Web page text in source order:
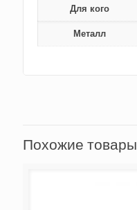
Для кого
Металл
Похожие товары